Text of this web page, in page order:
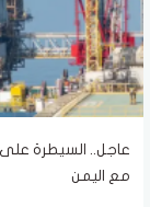
عاجل.. السيطرة
مع اليمن